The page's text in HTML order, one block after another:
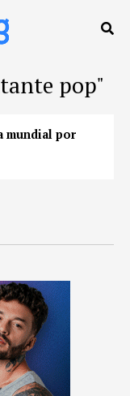
pop"
mundial por